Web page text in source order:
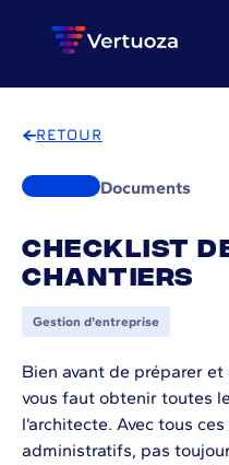
RETOUR
Documents
Checklist
chantiers
Gestion d'entreprise
Bien avant de préparer
vous faut obtenir toutes
l’architecte. Avec tous
administratifs, pas